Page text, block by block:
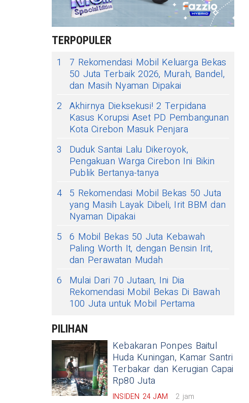
TERPOPULER
1
7 Rekomendasi Mobil Keluarga Bekas
50 Juta Terbaik 2026, Murah, Bandel,
dan Masih Nyaman Dipakai
2 Akhirnya Dieksekusi! 2 Terpidana
Kasus Korupsi Aset PD Pembangunan
Kota Cirebon Masuk Penjara
3
Duduk Santai Lalu Dikeroyok,
Pengakuan Warga Cirebon Ini Bikin
Publik Bertanya-tanya
4 5 Rekomendasi Mobil Bekas 50 Juta
yang Masih Layak Dibeli, Irit BBM dan
Nyaman Dipakai
5 6 Mobil Bekas 50 Juta Kebawah
Paling Worth It, dengan Bensin Irit,
dan Perawatan Mudah
6
Mulai Dari 70 Jutaan, Ini Dia
Rekomendasi Mobil Bekas Di Bawah
100 Juta untuk Mobil Pertama
PILIHAN
Kebakaran Ponpes Baitul
Huda Kuningan, Kamar Santri
Terbakar dan Kerugian Capai
Rp80 Juta
INSIDEN 24 JAM 2 jam